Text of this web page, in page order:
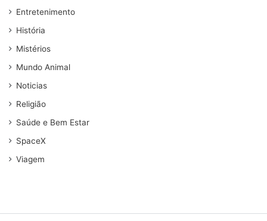
Entretenimento
História
Mistérios
Mundo Animal
Noticias
Religião
Saúde e Bem Estar
SpaceX
Viagem